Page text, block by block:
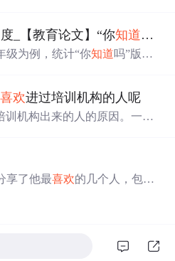
_【教育论文】“你知道吗？
级为例，统计“你知道吗”版块
与课堂教学整合，提升学生
喜欢进过培训机构的人呢
训机构出来的人的原因。一是
同时介绍了修真院解决这些
享了他最喜欢的几个人，包括